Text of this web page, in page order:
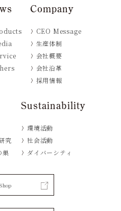
Company
CEO Message
生産体制
会社概要
会社沿革
採用情報
究
巣
Sustainability
環境活動
社会活動
ダイバーシティ